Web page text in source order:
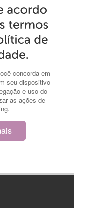
concorda em
seu dispositivo
e uso do
as ações de